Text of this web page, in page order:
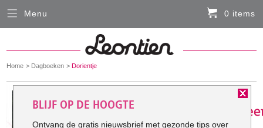
You
here:
Home Dagboeken Dorientje
Menu 0 items
Sluiten
HARDLOOPKLEDING
FIETSKLEDING
BLIJF OP DE HOOGTE
Ontvang de gratis nieuwsbrief met gezonde tips over